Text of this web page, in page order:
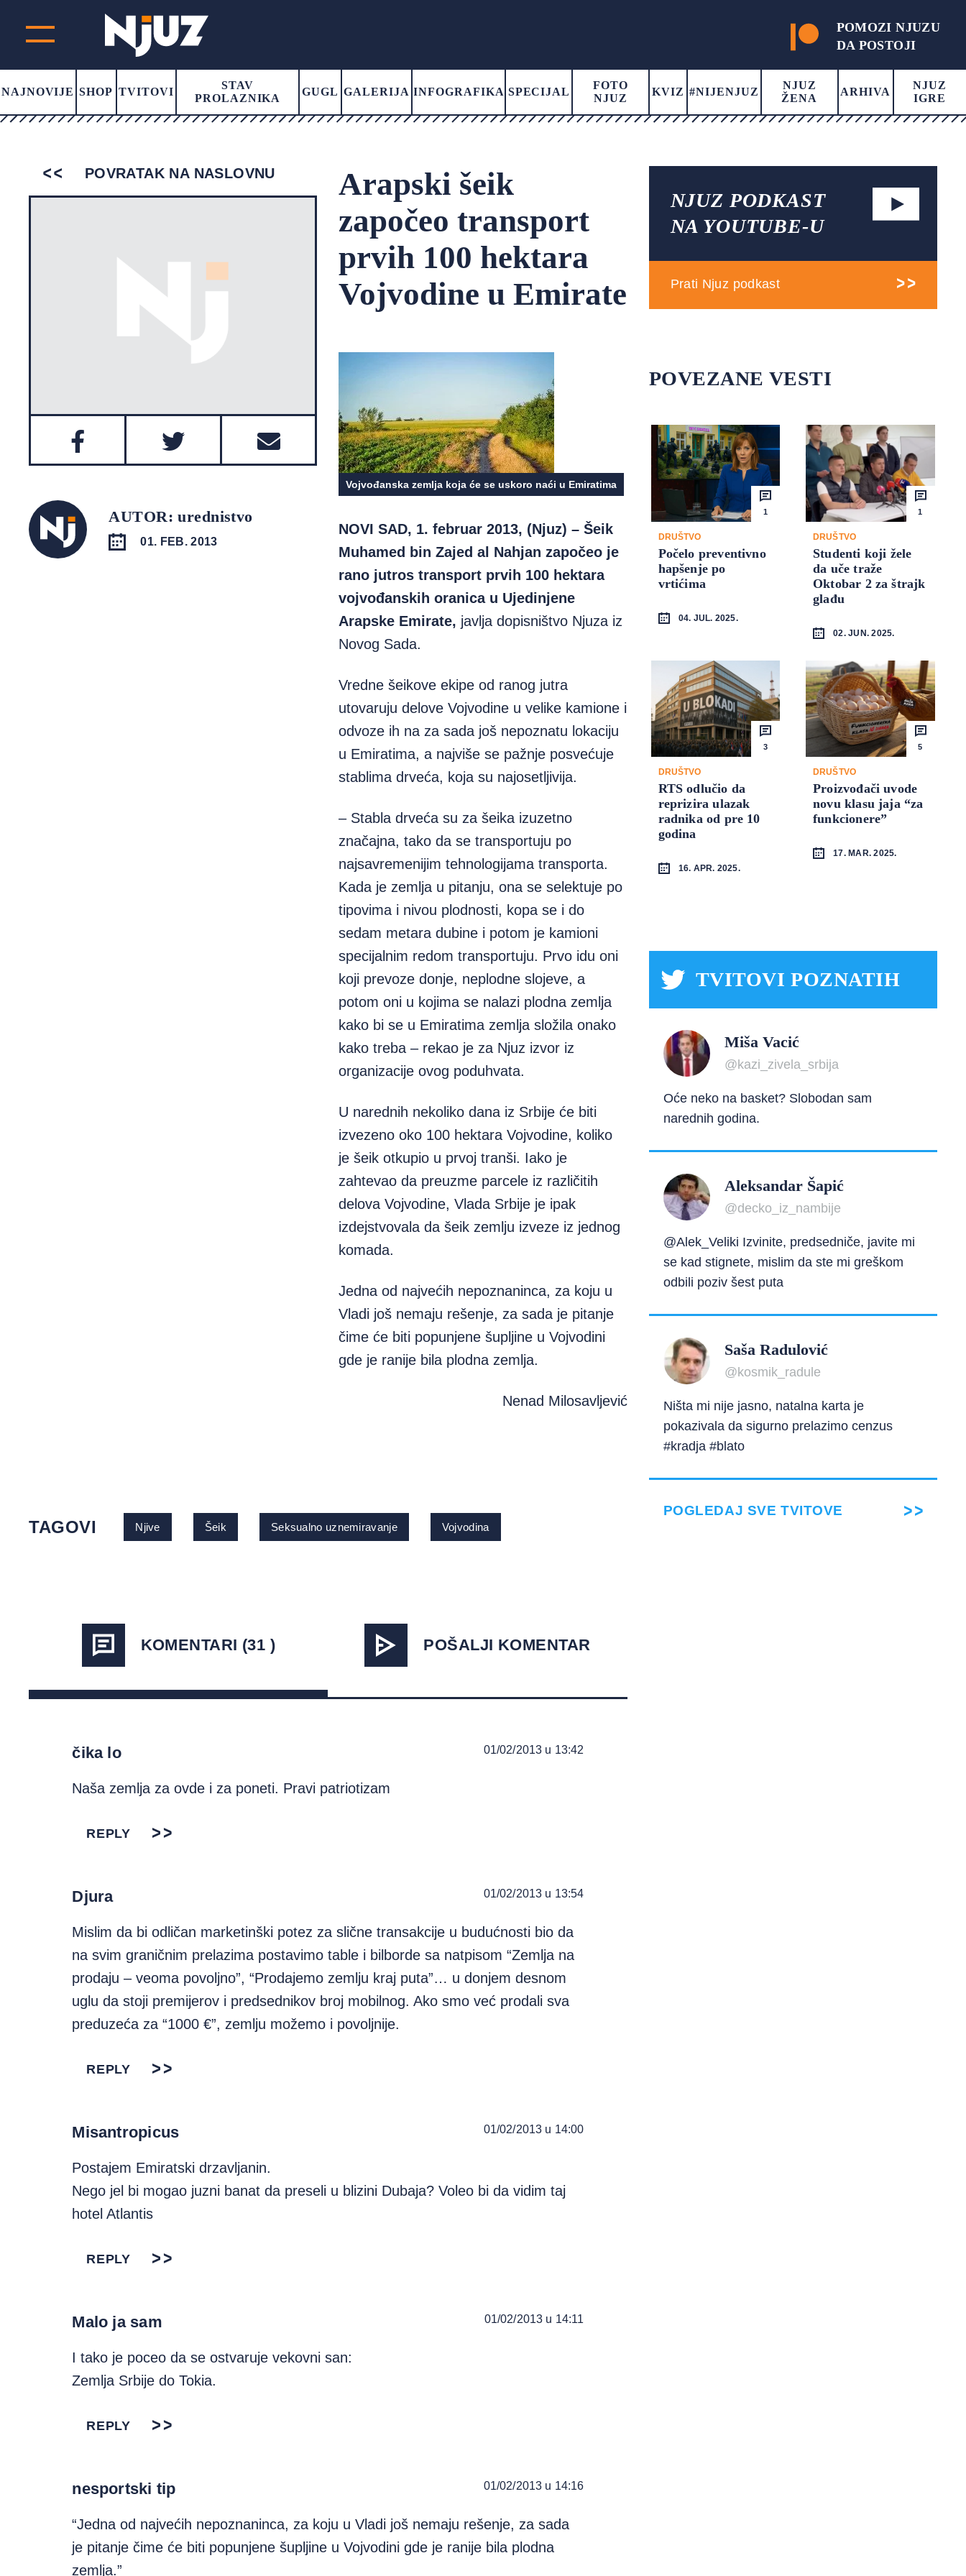
POMOZI NJUZU
DA POSTOJI
NAJNOVIJE SHOP TVITOVI
STAV
PROLAZNIKA
GUGL GALERIJA INFOGRAFIKA SPECIJAL
FOTO
NJUZ
KVIZ #NIJENJUZ
NJUZ
ŽENA
ARHIVA
NJUZ
IGRE
POVRATAK NA NASLOVNU
AUTOR: urednistvo
01. FEB. 2013
Arapski šeik
započeo transport
prvih 100 hektara
Vojvodine u Emirate
Vojvođanska zemlja koja će se uskoro naći u Emiratima
NOVI SAD, 1. februar 2013, (Njuz) – Šeik
Muhamed bin Zajed al Nahjan započeo je
rano jutros transport prvih 100 hektara
vojvođanskih oranica u Ujedinjene
Arapske Emirate, javlja dopisništvo Njuza iz
Novog Sada.
Vredne šeikove ekipe od ranog jutra
utovaruju delove Vojvodine u velike kamione i
odvoze ih na za sada još nepoznatu lokaciju
u Emiratima, a najviše se pažnje posvećuje
stablima drveća, koja su najosetljivija.
– Stabla drveća su za šeika izuzetno
značajna, tako da se transportuju po
najsavremenijim tehnologijama transporta.
Kada je zemlja u pitanju, ona se selektuje po
tipovima i nivou plodnosti, kopa se i do
sedam metara dubine i potom je kamioni
specijalnim redom transportuju. Prvo idu oni
koji prevoze donje, neplodne slojeve, a
potom oni u kojima se nalazi plodna zemlja
kako bi se u Emiratima zemlja složila onako
kako treba – rekao je za Njuz izvor iz
organizacije ovog poduhvata.
U narednih nekoliko dana iz Srbije će biti
izvezeno oko 100 hektara Vojvodine, koliko
je šeik otkupio u prvoj tranši. Iako je
zahtevao da preuzme parcele iz različitih
delova Vojvodine, Vlada Srbije je ipak
izdejstvovala da šeik zemlju izveze iz jednog
komada.
Jedna od najvećih nepoznaninca, za koju u
Vladi još nemaju rešenje, za sada je pitanje
čime će biti popunjene šupljine u Vojvodini
gde je ranije bila plodna zemlja.
Nenad Milosavljević
TAGOVI Njive Šeik Seksualno uznemiravanje Vojvodina
KOMENTARI (31 ) POŠALJI KOMENTAR
čika lo 01/02/2013 u 13:42
Naša zemlja za ovde i za poneti. Pravi patriotizam
REPLY
Djura 01/02/2013 u 13:54
Mislim da bi odličan marketinški potez za slične transakcije u budućnosti bio da
na svim graničnim prelazima postavimo table i bilborde sa natpisom “Zemlja na
prodaju – veoma povoljno”, “Prodajemo zemlju kraj puta”… u donjem desnom
uglu da stoji premijerov i predsednikov broj mobilnog. Ako smo već prodali sva
preduzeća za “1000 €”, zemlju možemo i povoljnije.
REPLY
Misantropicus 01/02/2013 u 14:00
Postajem Emiratski drzavljanin.
Nego jel bi mogao juzni banat da preseli u blizini Dubaja? Voleo bi da vidim taj
hotel Atlantis
REPLY
Malo ja sam 01/02/2013 u 14:11
I tako je poceo da se ostvaruje vekovni san:
Zemlja Srbije do Tokia.
REPLY
nesportski tip 01/02/2013 u 14:16
“Jedna od najvećih nepoznaninca, za koju u Vladi još nemaju rešenje, za sada
je pitanje čime će biti popunjene šupljine u Vojvodini gde je ranije bila plodna
zemlja.”
NJUZ PODKAST
NA YOUTUBE-U
Prati Njuz podkast
POVEZANE VESTI
1
DRUŠTVO
Počelo preventivno
hapšenje po
vrtićima
04. JUL. 2025.
1
DRUŠTVO
Studenti koji žele
da uče traže
Oktobar 2 za štrajk
glađu
02. JUN. 2025.
3
DRUŠTVO
RTS odlučio da
reprizira ulazak
radnika od pre 10
godina
16. APR. 2025.
5
DRUŠTVO
Proizvođači uvode
novu klasu jaja “za
funkcionere”
17. MAR. 2025.
TVITOVI POZNATIH
Miša Vacić
@kazi_zivela_srbija
Oće neko na basket? Slobodan sam
narednih godina.
Aleksandar Šapić
@decko_iz_nambije
@Alek_Veliki Izvinite, predsedniče, javite mi
se kad stignete, mislim da ste mi greškom
odbili poziv šest puta
Saša Radulović
@kosmik_radule
Ništa mi nije jasno, natalna karta je
pokazivala da sigurno prelazimo cenzus
#kradja #blato
POGLEDAJ SVE TVITOVE